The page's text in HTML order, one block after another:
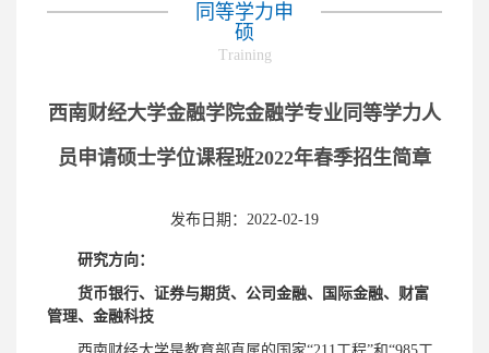
同等学力申
硕
Training
西南财经大学金融学院金融学专业同等学力人
员申请硕士学位课程班2022年春季招生简章
发布日期：2022-02-19
研究方向：
货币银行、证券与期货、公司金融、国际金融、财富
管理、金融科技